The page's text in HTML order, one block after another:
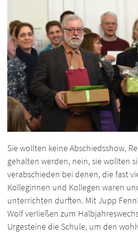
Sie wollten keine Abschiedsshow,
gehalten werden, nein, sie wollten
verabschieden bei denen, die fast
Kolleginnen und Kollegen waren
unterrichten durften. Mit Jupp
Wolf verließen zum
Urgesteine die Schule, um den